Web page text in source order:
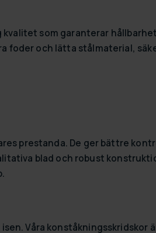
kvalitet som garanterar
foder och lätta stålmaterial,
prestanda. De ger bättre
blad och robust
Våra konståkningsskridskor